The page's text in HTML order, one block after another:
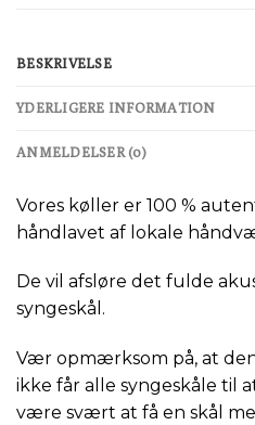
BESKRIVELSE
YDERLIGERE INFORMATION
ANMELDELSER (0)
Vores køller er 100 %
håndlavet af lokale
De vil afsløre det fulde
syngeskål.
Vær opmærksom på, at
ikke får alle syngeskåle til
være svært at få en skål